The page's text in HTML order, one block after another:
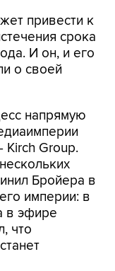
привести к
срока
И он, и его
о своей
напрямую
Kirch Group.
Бройера в
империи: в
в эфире
что